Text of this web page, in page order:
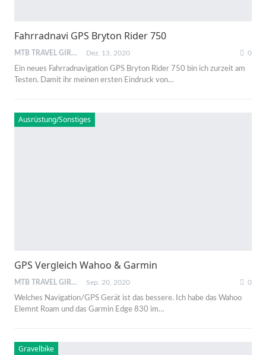
Fahrradnavi GPS Bryton Rider 750
MTB TRAVEL GIRL Dez. 13, 2020 0
Ein neues Fahrradnavigation GPS Bryton Rider 750 bin ich zurzeit am
Testen. Damit ihr meinen ersten Eindruck von…
Ausrüstung/Sonstiges
GPS Vergleich Wahoo & Garmin
MTB TRAVEL GIRL Sep. 20, 2020 0
Welches Navigation/GPS Gerät ist das bessere. Ich habe das Wahoo
Elemnt Roam und das Garmin Edge 830 im…
Gravelbike